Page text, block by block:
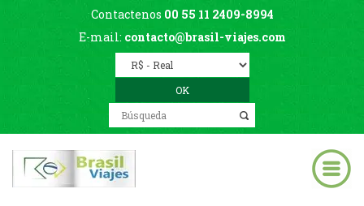
Contactenos 00 55 11 2409-8994
E-mail: contacto@brasil-viajes.com